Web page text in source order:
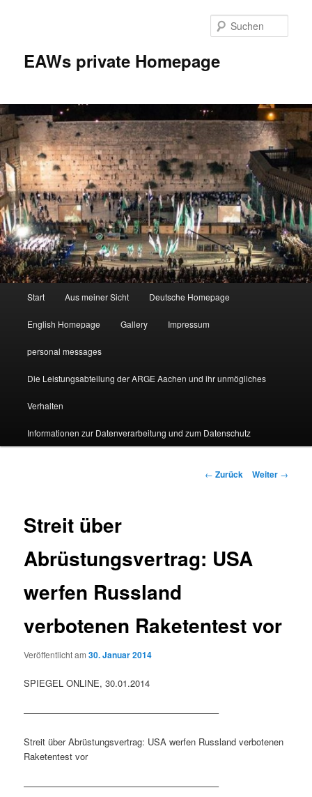
EAWs private Homepage
Start Aus meiner Sicht Deutsche Homepage
English Homepage Gallery Impressum
personal messages
Die Leistungsabteilung der ARGE Aachen und ihr unmögliches
Verhalten
Informationen zur Datenverarbeitung und zum Datenschutz
Beitragsnavigation
← Zurück Weiter →
Streit über
Abrüstungsvertrag: USA
werfen Russland
verbotenen Raketentest vor
Veröffentlicht am30. Januar 2014
SPIEGEL ONLINE, 30.01.2014
—————————————————————–
Streit über Abrüstungsvertrag: USA werfen Russland verbotenen
Raketentest vor
—————————————————————–